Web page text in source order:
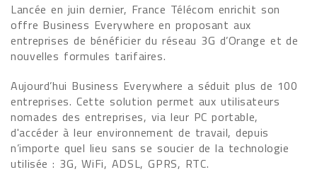
Lancée en juin dernier, France Télécom enrichit son
offre Business Everywhere en proposant aux
entreprises de bénéficier du réseau 3G d’Orange et de
nouvelles formules tarifaires.
Aujourd’hui Business Everywhere a séduit plus de 100
entreprises. Cette solution permet aux utilisateurs
nomades des entreprises, via leur PC portable,
d'accéder à leur environnement de travail, depuis
n’importe quel lieu sans se soucier de la technologie
utilisée : 3G, WiFi, ADSL, GPRS, RTC.